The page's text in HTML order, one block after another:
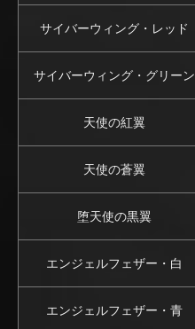
サイバーウィング・レッド
サイバーウィング・グリーン
天使の紅翼
天使の蒼翼
堕天使の黒翼
エンジェルフェザー・白
エンジェルフェザー・青